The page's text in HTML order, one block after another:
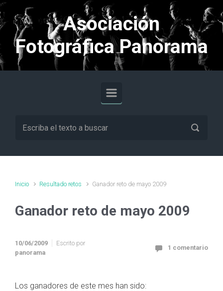
Saltar al contenido principal
Asociación
Fotográfica Panorama
Inicio Resultado retos Ganador reto de mayo 2009
Ganador reto de mayo 2009
10/06/2009
Escrito por
panorama
1 comentario
Los ganadores de este mes han sido: